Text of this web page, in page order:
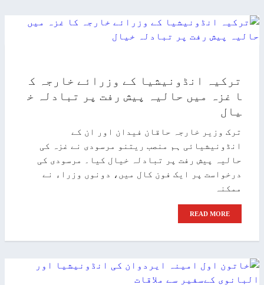
ترکیہ انڈونیشیا کے وزرائے خارجہ ک
ا غزہ میں حالیہ پیش رفت پر تبادلہ خ
یال
ترک وزیر خارجہ حاقان فیدان اور ان کے
انڈونیشیائی ہم منصب ریتنو مرسودی نے غزہ کی
حالیہ پیش رفت پر تبادلہ خیال کیا۔ مرسودی کی
درخواست پر ایک فون کال میں، دونوں وزراء نے
ممکنہ
READ MORE